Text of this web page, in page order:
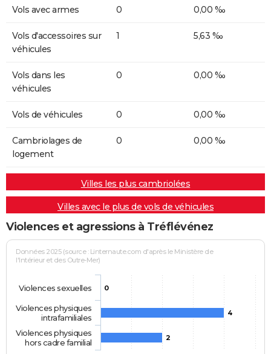
Vols avec armes 0 0,00 ‰
Vols d'accessoires sur
véhicules
1 5,63 ‰
Vols dans les
véhicules
0 0,00 ‰
Vols de véhicules 0 0,00 ‰
Cambriolages de
logement
0 0,00 ‰
Villes les plus cambriolées
Villes avec le plus de vols de véhicules
Violences et agressions à Tréflévénez
Données 2025 (source : Linternaute.com d'après le Ministère de
l'Intérieur et des Outre-Mer)
0
4
2
Violences sexuelles
Violences physiques
intrafamiliales
Violences physiques
hors cadre familial